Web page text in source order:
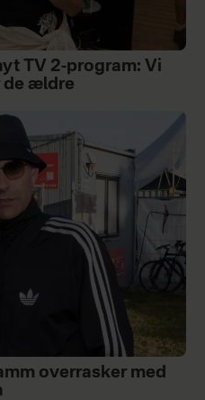
TV 2-program: Vi
de ældre
overrasker med